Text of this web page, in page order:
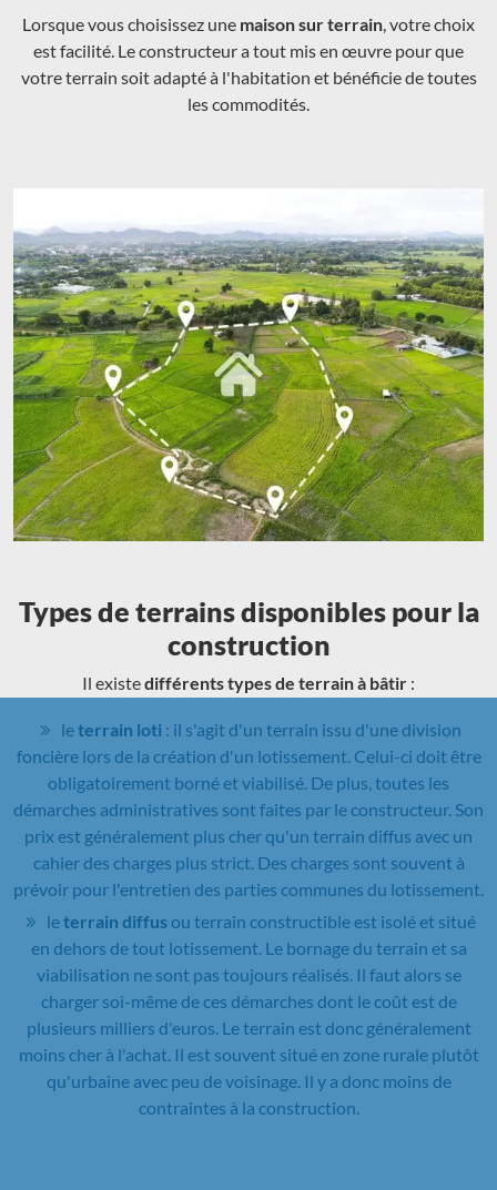
Lorsque vous choisissez une maison sur terrain , votre choix
est facilité. Le constructeur a tout mis en œuvre pour que
votre terrain soit adapté à l'habitation et bénéficie de toutes
les commodités.
Types de terrains disponibles pour la
construction
Il existedifférents types de terrain à bâtir :
leterrain loti : il s'agit d'un terrain issu d'une division
foncière lors de la création d'un lotissement. Celui-ci doit être
obligatoirement borné et viabilisé. De plus, toutes les
démarches administratives sont faites par le constructeur. Son
prix est généralement plus cher qu'un terrain diffus avec un
cahier des charges plus strict. Des charges sont souvent à
prévoir pour l'entretien des parties communes du lotissement.
leterrain diffusou terrain constructible est isolé et situé
en dehors de tout lotissement. Le bornage du terrain et sa
viabilisation ne sont pas toujours réalisés. Il faut alors se
charger soi-même de ces démarches dont le coût est de
plusieurs milliers d'euros. Le terrain est donc généralement
moins cher à l'achat. Il est souvent situé en zone rurale plutôt
qu'urbaine avec peu de voisinage. Il y a donc moins de
contraintes à la construction.